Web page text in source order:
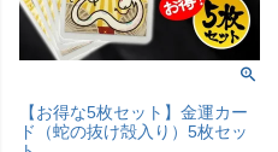
【お得な5枚セット】金運カー
ド（蛇の抜け殻入り）5枚セッ